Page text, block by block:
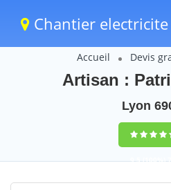
Chantier electricite
Accueil Devis
Artisan :
Lyon
9,5(100%)
votes